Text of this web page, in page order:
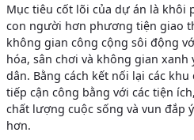
Mục tiêu cốt lõi của dự án là khôi
con người hơn phương tiện giao
không gian công cộng sôi động
hóa, sân chơi và không gian
dân. Bằng cách kết nối lại các
tiếp cận công bằng với các tiện
chất lượng cuộc sống và vun đắp
hơn.